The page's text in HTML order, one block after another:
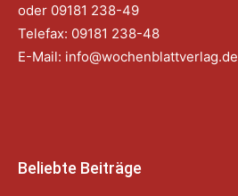
oder 09181 238-49
Telefax: 09181 238-48
E-Mail: info@wochenblattverlag.de
Beliebte Beiträge